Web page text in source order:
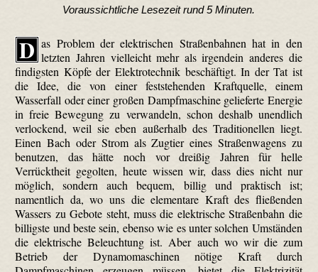
Voraussichtliche Lesezeit rund 5 Minuten.
D as Problem der elektrischen Straßenbahnen hat in den
letzten Jahren vielleicht mehr als irgendein anderes die
findigsten Köpfe der Elektrotechnik beschäftigt. In der Tat ist
die Idee, die von einer feststehenden Kraftquelle, einem
Wasserfall oder einer großen Dampfmaschine gelieferte Energie
in freie Bewegung zu verwandeln, schon deshalb unendlich
verlockend, weil sie eben außerhalb des Traditionellen liegt.
Einen Bach oder Strom als Zugtier eines Straßenwagens zu
benutzen, das hätte noch vor dreißig Jahren für helle
Verrücktheit gegolten, heute wissen wir, dass dies nicht nur
möglich, sondern auch bequem, billig und praktisch ist;
namentlich da, wo uns die elementare Kraft des fließenden
Wassers zu Gebote steht, muss die elektrische Straßenbahn die
billigste und beste sein, ebenso wie es unter solchen Umständen
die elektrische Beleuchtung ist. Aber auch wo wir die zum
Betrieb der Dynamomaschinen nötige Kraft durch